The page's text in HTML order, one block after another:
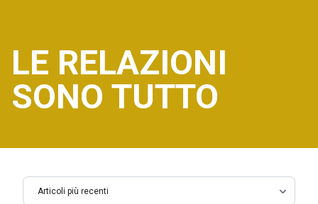
LE RELAZIONI
SONO TUTTO